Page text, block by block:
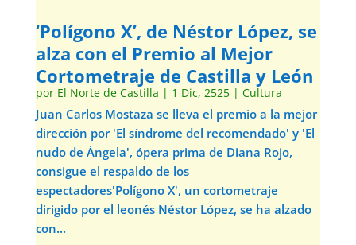
‘Polígono X’, de Néstor López, se
alza con el Premio al Mejor
Cortometraje de Castilla y León
por El Norte de Castilla | 1 Dic, 2525| Cultura
Juan Carlos Mostaza se lleva el premio a la mejor
dirección por 'El síndrome del recomendado' y 'El
nudo de Ángela', ópera prima de Diana Rojo,
consigue el respaldo de los
espectadores'Polígono X', un cortometraje
dirigido por el leonés Néstor López, se ha alzado
con...